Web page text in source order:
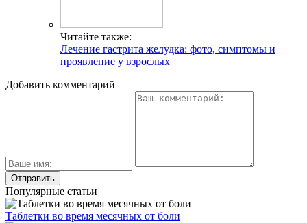
Читайте также:
Лечение гастрита желудка: фото, симптомы и
проявление у взрослых
Добавить комментарий
Популярные статьи
Таблетки во время месячных от боли